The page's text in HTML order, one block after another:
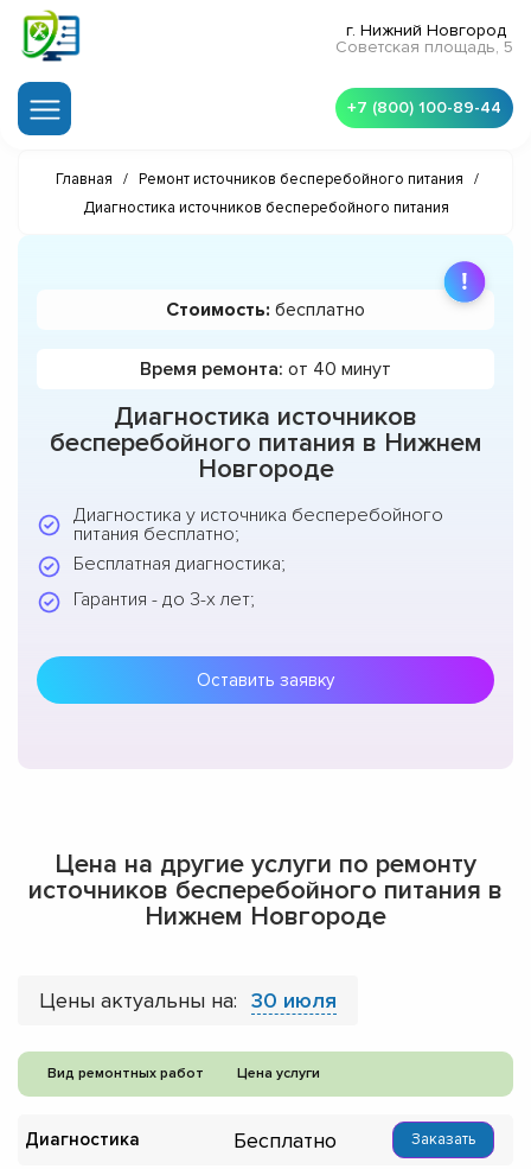
г. Нижний Новгород
Советская площадь, 5
+7 (800) 100-89-44
Главная / Ремонт источников бесперебойного питания
/
Диагностика источников бесперебойного питания
Диагностика источников
бесперебойного питания в Нижнем
Новгороде
Диагностика у источника бесперебойного
питания бесплатно;
Бесплатная диагностика;
Гарантия - до 3-х лет;
Оставить заявку
Стоимость: бесплатно
Время ремонта: от 40 минут
Цена на другие услуги по ремонту
источников бесперебойного питания в
Нижнем Новгороде
Цены актуальны на: 30 июля
Вид ремонтных работ Цена услуги
Диагностика Бесплатно Заказать